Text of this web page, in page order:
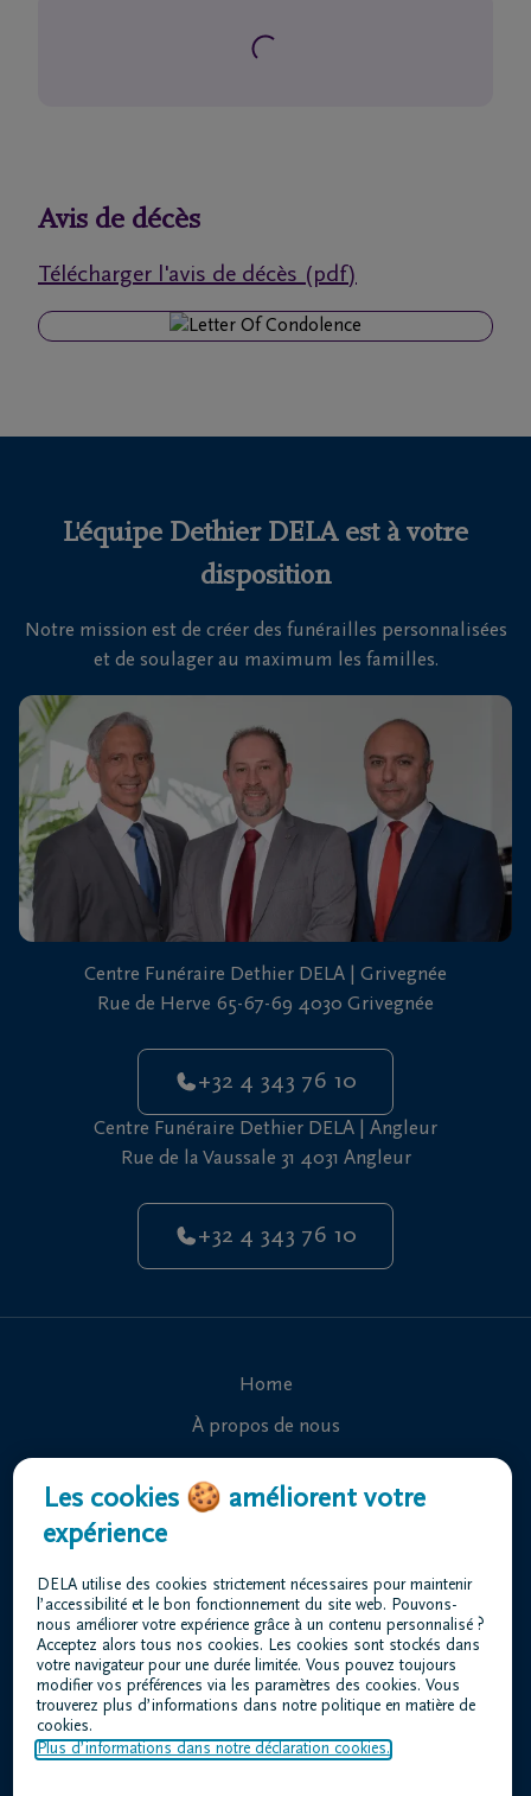
funérailles
Avis
de
décès
centres
Questions
sommes
là pour
vous
24h/24
+32
4
343
76
10
Avis de décès
Télécharger l'avis de décès (pdf)
L'équipe Dethier DELA est à votre
disposition
Notre mission est de créer des funérailles personnalisées
et de soulager au maximum les familles.
Centre Funéraire Dethier DELA | Grivegnée
Rue de Herve 65-67-69 4030 Grivegnée
+32 4 343 76 10
Centre Funéraire Dethier DELA | Angleur
Rue de la Vaussale 31 4031 Angleur
+32 4 343 76 10
Home
À propos de nous
Organiser des funérailles
Nos centres funéraires
Questions fréquemment posées
Conditions d'utilisation
Déclaration relative à la vie privée
Les cookies 🍪 améliorent votre
expérience
DELA utilise des cookies strictement nécessaires pour maintenir
l’accessibilité et le bon fonctionnement du site web. Pouvons-
nous améliorer votre expérience grâce à un contenu personnalisé ?
Acceptez alors tous nos cookies. Les cookies sont stockés dans
votre navigateur pour une durée limitée. Vous pouvez toujours
modifier vos préférences via les paramètres des cookies. Vous
trouverez plus d’informations dans notre politique en matière de
cookies.
Plus d’informations dans notre déclaration cookies.